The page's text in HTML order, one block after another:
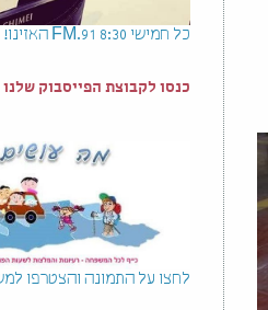
כל חמישי 8:30 91.FM האזינו!
כנסו לקבוצת הפייסבוק
לחצו על התמונה והצטרפו